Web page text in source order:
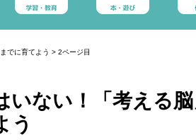
でに育てよう > 2ページ目
いない！「考える
う